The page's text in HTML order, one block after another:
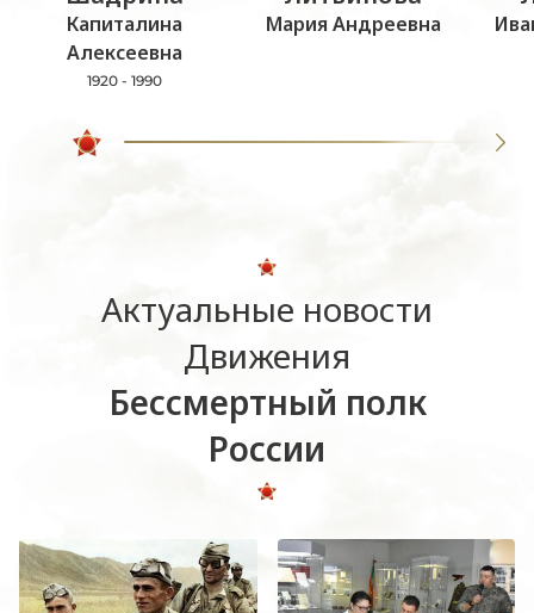
Капиталина
Алексеевна
1920 - 1990
Мария Андреевна
Актуальные новости
Движения
Бессмертный полк
России